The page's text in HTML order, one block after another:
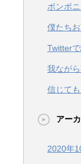
ボンボ
僕たち
Twitter
我なが
信じて
アー
2020年